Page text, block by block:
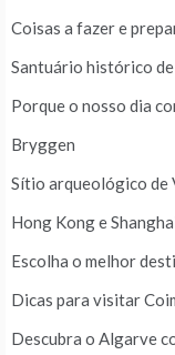
Coisas a fazer e
Santuário histórico
Porque o nosso dia
Bryggen
Sítio arqueológico de
Hong Kong e
Escolha o melhor
Dicas para visitar
Descubra o Algarve